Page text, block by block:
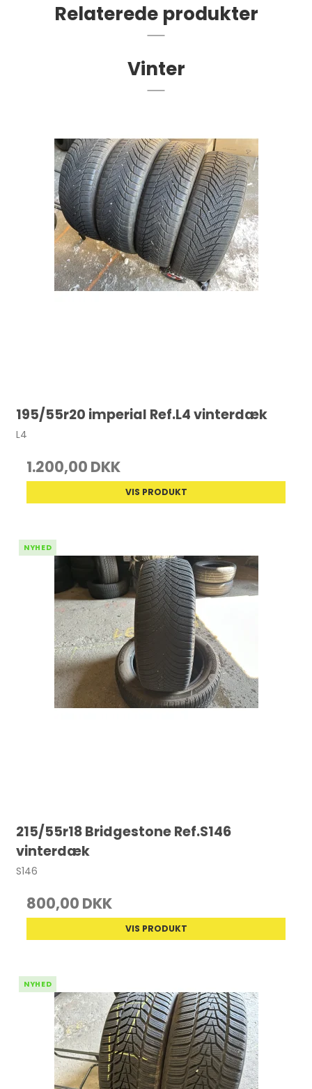
Relaterede produkter
Vinter
195/55r20 imperial Ref.L4 vinterdæk
L4
1.200,00 DKK
VIS PRODUKT
NYHED
215/55r18 Bridgestone Ref.S146
vinterdæk
S146
800,00 DKK
VIS PRODUKT
NYHED